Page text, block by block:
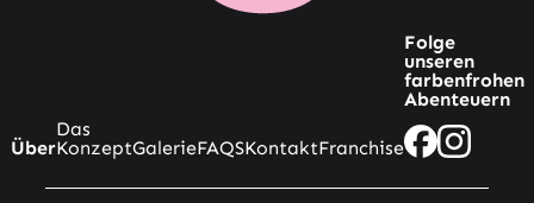
Über
Das
KonzeptGalerieFAQSKontaktFranchise
Folge
unseren
farbenfrohen
Abenteuern